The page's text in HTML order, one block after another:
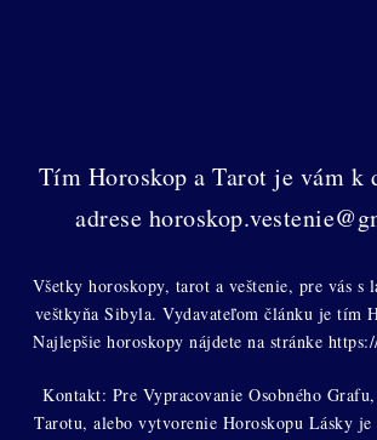
Tím Horoskop a Tarot je vám k
adrese
Všetky horoskopy, tarot a veštenie, pre vás s
veštkyňa Sibyla. Vydavateľom článku je tím
Najlepšie horoskopy nájdete na stránke
Kontakt: Pre Vypracovanie Osobného
Tarotu, alebo vytvorenie Horoskopu Lásky